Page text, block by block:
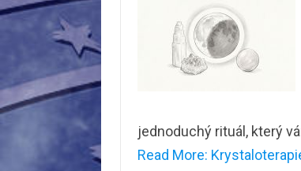
jednoduchý rituál, který
Read More: